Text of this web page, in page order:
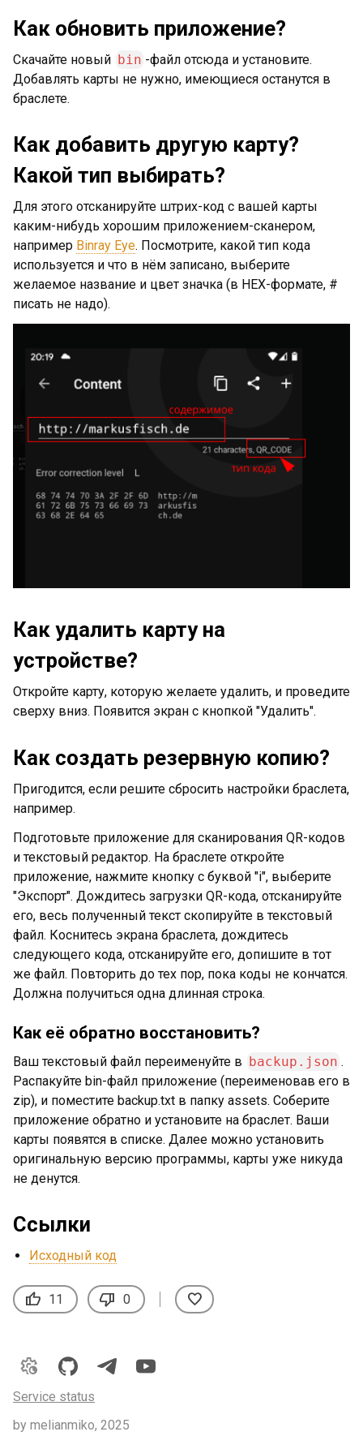
Как обновить приложение?
Скачайте новый bin -файл отсюда и установите.
Добавлять карты не нужно, имеющиеся останутся в
браслете.
Как добавить другую карту?
Какой тип выбирать?
Для этого отсканируйте штрих-код с вашей карты
каким-нибудь хорошим приложением-сканером,
например Binray Eye. Посмотрите, какой тип кода
используется и что в нём записано, выберите
желаемое название и цвет значка (в HEX-формате, #
писать не надо).
Как удалить карту на
устройстве?
Откройте карту, которую желаете удалить, и проведите
сверху вниз. Появится экран с кнопкой "Удалить".
Как создать резервную копию?
Пригодится, если решите сбросить настройки браслета,
например.
Подготовьте приложение для сканирования QR-кодов
и текстовый редактор. На браслете откройте
приложение, нажмите кнопку с буквой "i", выберите
"Экспорт". Дождитесь загрузки QR-кода, отсканируйте
его, весь полученный текст скопируйте в текстовый
файл. Коснитесь экрана браслета, дождитесь
следующего кода, отсканируйте его, допишите в тот
же файл. Повторить до тех пор, пока коды не кончатся.
Должна получиться одна длинная строка.
Как её обратно восстановить?
Ваш текстовый файл переименуйте в backup.json .
Распакуйте bin-файл приложение (переименовав его в
zip), и поместите backup.txt в папку assets. Соберите
приложение обратно и установите на браслет. Ваши
карты появятся в списке. Далее можно установить
оригинальную версию программы, карты уже никуда
не денутся.
Ссылки
Исходный код
thumb_up 11 thumb_down 0 favorite
Service status
by melianmiko, 2025
settings_night_sight